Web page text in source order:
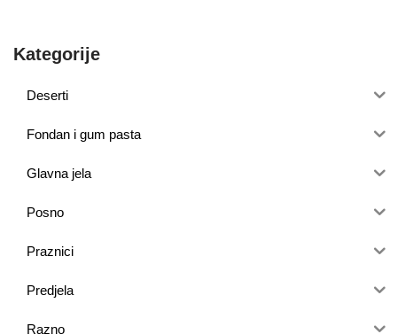
Kategorije
Deserti
Fondan i gum pasta
Glavna jela
Posno
Praznici
Predjela
Razno